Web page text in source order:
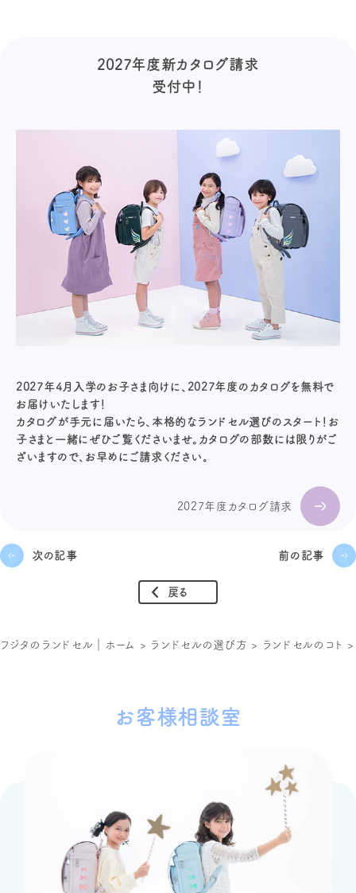
2027年度新カタログ請求
受付中！
2027年4月入学のお子さま向けに、2027年度のカタログを無料で
お届けいたします！
カタログが手元に届いたら、本格的なランドセル選びのスタート！お
子さまと一緒にぜひご覧くださいませ。カタログの部数には限りがご
ざいますので、お早めにご請求ください。
2027年度カタログ請求
次の記事 前の記事
戻る
フジタのランドセル｜ホーム > ランドセルの選び方 > ランドセルのコト
お客様相談室